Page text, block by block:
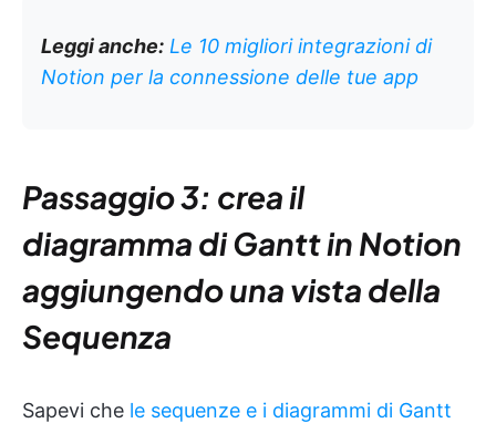
Leggi anche: Le 10 migliori integrazioni di
Notion per la connessione delle tue app
Passaggio 3: crea il
diagramma di Gantt in Notion
aggiungendo una vista della
Sequenza
Sapevi che le sequenze e i diagrammi di Gantt